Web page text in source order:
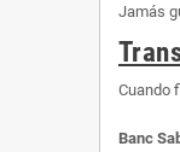
Jamás
Cuando
Banc